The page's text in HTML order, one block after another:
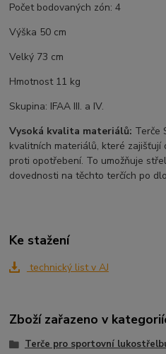
Počet bodovaných zón: 4
Výška 50 cm
Velký 73 cm
Hmotnost 11 kg
Skupina: IFAA III. a IV.
Vysoká kvalita materiálů: Terče
kvalitních materiálů, které
proti opotřebení. To umožňuje
dovednosti na těchto terčích po
Ke stažení
technický list v AJ
Zboží zařazeno v
Terče pro sportovní